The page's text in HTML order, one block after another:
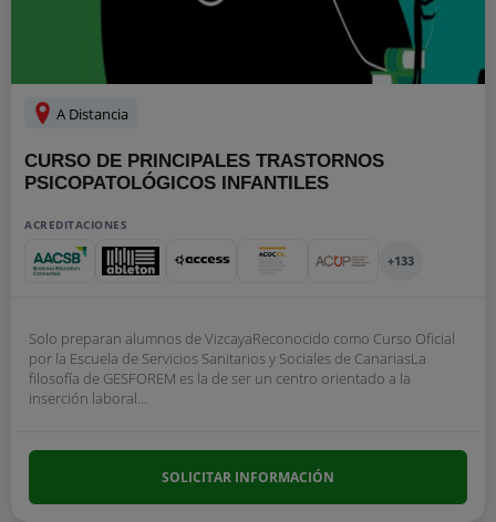
A Distancia
CURSO DE PRINCIPALES TRASTORNOS
PSICOPATOLÓGICOS INFANTILES
ACREDITACIONES
+133
Solo preparan alumnos de VizcayaReconocido como Curso Oficial
por la Escuela de Servicios Sanitarios y Sociales de CanariasLa
filosofía de GESFOREM es la de ser un centro orientado a la
inserción laboral...
SOLICITAR INFORMACIÓN